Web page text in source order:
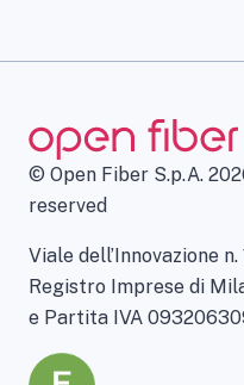
© Open Fiber S.p.A.
reserved
Viale dell’Innovazione n.
Registro Imprese di
e Partita IVA